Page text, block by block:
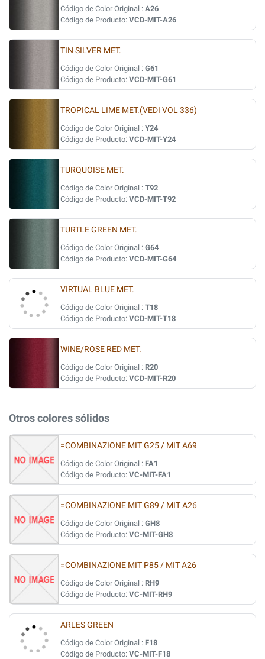
Código de Color Original : A26
Código de Producto: VCD-MIT-A26
TIN SILVER MET.
Código de Color Original : G61
Código de Producto: VCD-MIT-G61
TROPICAL LIME MET.(VEDI VOL 336)
Código de Color Original : Y24
Código de Producto: VCD-MIT-Y24
TURQUOISE MET.
Código de Color Original : T92
Código de Producto: VCD-MIT-T92
TURTLE GREEN MET.
Código de Color Original : G64
Código de Producto: VCD-MIT-G64
VIRTUAL BLUE MET.
Código de Color Original : T18
Código de Producto: VCD-MIT-T18
WINE/ROSE RED MET.
Código de Color Original : R20
Código de Producto: VCD-MIT-R20
Otros colores sólidos
=COMBINAZIONE MIT G25 / MIT A69
Código de Color Original : FA1
Código de Producto: VC-MIT-FA1
=COMBINAZIONE MIT G89 / MIT A26
Código de Color Original : GH8
Código de Producto: VC-MIT-GH8
=COMBINAZIONE MIT P85 / MIT A26
Código de Color Original : RH9
Código de Producto: VC-MIT-RH9
ARLES GREEN
Código de Color Original : F18
Código de Producto: VC-MIT-F18